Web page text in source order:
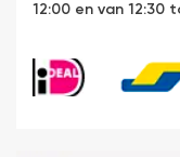
12:00 en van 12:30